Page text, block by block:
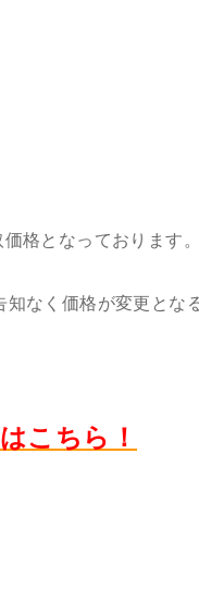
格となっております。
なく価格が変更とな
こちら！